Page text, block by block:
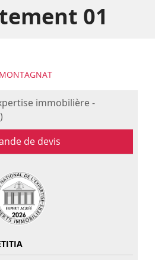
01
immobilière -
de devis